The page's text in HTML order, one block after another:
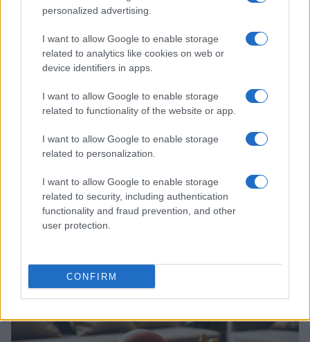
personalized advertising.
I want to allow Google to enable storage
related to analytics like cookies on web or
device identifiers in apps.
I want to allow Google to enable storage
related to functionality of the website or app.
I want to allow Google to enable storage
related to personalization.
I want to allow Google to enable storage
related to security, including authentication
functionality and fraud prevention, and other
user protection.
CONFIRM
Giornata per bambini: gincana, open day
della scuola di ciclismo e street food
Una serata del 18 aprile 2026 dedicata ai più piccoli: gincana
Edoardo Marchesi · 7 Apr 2026